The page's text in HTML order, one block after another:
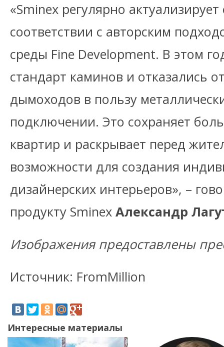
«Sminex регулярно
соответствии с авторским
среды Fine Development. В этом
стандарт каминов и отказались
дымоходов в пользу
подключении. Это сохраняет
квартир и раскрывает перед
возможности для создания
дизайнерских интерьеров», –
продукту Sminex Александр
Изображения предоставлены
Источник: FromMillion
Интересные материалы